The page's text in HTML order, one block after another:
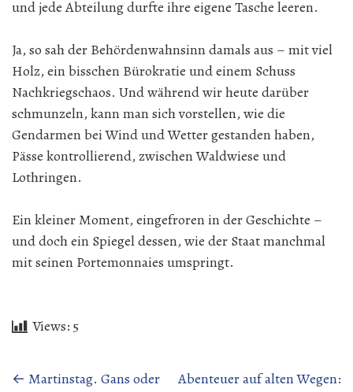
und jede Abteilung durfte ihre eigene Tasche leeren.
Ja, so sah der Behördenwahnsinn damals aus – mit viel
Holz, ein bisschen Bürokratie und einem Schuss
Nachkriegschaos. Und während wir heute darüber
schmunzeln, kann man sich vorstellen, wie die
Gendarmen bei Wind und Wetter gestanden haben,
Pässe kontrollierend, zwischen Waldwiese und
Lothringen.
Ein kleiner Moment, eingefroren in der Geschichte –
und doch ein Spiegel dessen, wie der Staat manchmal
mit seinen Portemonnaies umspringt.
Views: 5
Beitragsnavigation
← Martinstag. Gans oder
Abenteuer auf alten Wegen: